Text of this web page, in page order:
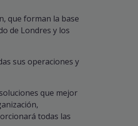
que forman la base
de Londres y los
sus operaciones y
que mejor
todas las